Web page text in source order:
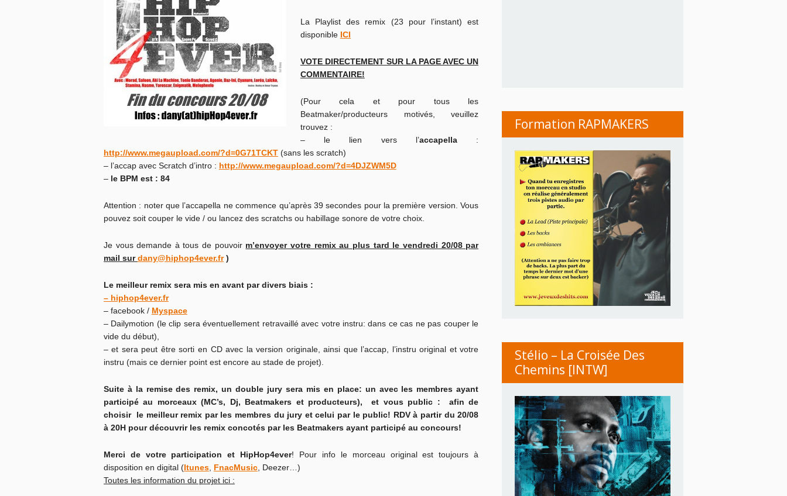
La Playlist des remix (23 pour l’instant) est
disponible ICI
VOTE DIRECTEMENT SUR LA PAGE AVEC UN
COMMENTAIRE!
(Pour cela et pour tous les
Beatmaker/producteurs motivés, veuillez
trouvez :
– le lien vers l’accapella:
http://www.megaupload.com/?d=0G71TCKT(sans les scratch)
– l’accap avec Scratch d’intro : http://www.megaupload.com/?d=4DJZWM5D
– le BPM est : 84
Attention : noter que l’accapella ne commence qu’après 39 secondes pour la première version. Vous
pouvez soit couper le vide / ou lancez des scratchs ou habillage sonore de votre choix.
Je vous demande à tous de pouvoir m’envoyer votre remix au plus tard le vendredi 20/08 par
mail surdany@hiphop4ever.fr)
Le meilleur remix sera mis en avant par divers biais :
– hiphop4ever.fr
– facebook / Myspace
– Dailymotion (le clip sera éventuellement retravaillé avec votre instru: dans ce cas ne pas couper le
vide du début),
– et sera peut être sorti en CD avec la version originale, ainsi que l’accap, l’instru original et votre
instru (mais ce dernier point est encore au stade de projet).
Suite à la remise des remix, un double jury sera mis en place: un avec les membres ayant
participé au morceaux (MC’s, Dj, Beatmakers et producteurs), et vous public : afin de
choisir le meilleur remix par les membres du jury et celui par le public! RDV à partir du 20/08
à 20H pour découvrir les remix concotés par les Beatmakers ayant participé au concours!
Merci de votre participation et HipHop4ever! Pour info le morceau original est toujours à
disposition en digital (Itunes, FnacMusic, Deezer…)
Toutes les information du projet ici :
Formation RAPMAKERS
Stélio – La Croisée Des
Chemins [INTW]